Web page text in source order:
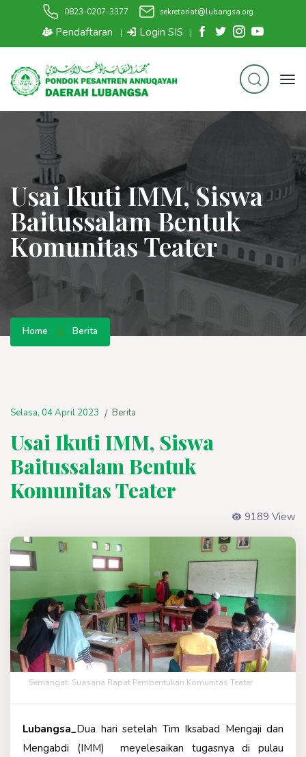
0823-0207-3377 sekretariat@lubangsa.org
Pendaftaran | Login SIS |
Usai Ikuti IMM, Siswa
Baitussalam Bentuk
Komunitas Teater
Home Berita
Selasa, 04 April 2023 / Berita
Usai Ikuti IMM, Siswa
Baitussalam Bentuk
Komunitas Teater
9189 View
Semangat: Suasana Rapat Pembentukan Komunitas Teater
Lubangsa_Dua hari setelah Tim Iksabad Mengaji dan
Mengabdi (IMM) meyelesaikan tugasnya di pulau